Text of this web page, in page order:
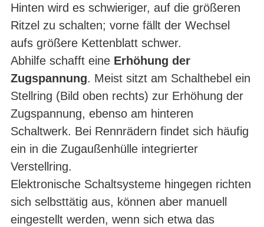
Hinten wird es schwieriger, auf die größeren
Ritzel zu schalten; vorne fällt der Wechsel
aufs größere Kettenblatt schwer.
Abhilfe schafft eine Erhöhung der
Zugspannung. Meist sitzt am Schalthebel ein
Stellring (Bild oben rechts) zur Erhöhung der
Zugspannung, ebenso am hinteren
Schaltwerk. Bei Rennrädern findet sich häufig
ein in die Zugaußenhülle integrierter
Verstellring.
Elektronische Schaltsysteme hingegen richten
sich selbsttätig aus, können aber manuell
eingestellt werden, wenn sich etwa das